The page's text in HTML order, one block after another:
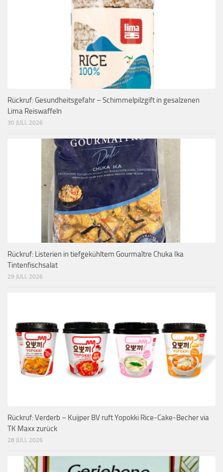
Rückruf: Gesundheitsgefahr – Schimmelpilzgift in gesalzenen
Lima Reiswaffeln
30 JULI, 2026
Rückruf: Listerien in tiefgekühltem Gourmaître Chuka Ika
Tintenfischsalat
29 JULI, 2026
Rückruf: Verderb – Kuijper BV ruft Yopokki Rice-Cake-Becher via
TK Maxx zurück
28 JULI, 2026